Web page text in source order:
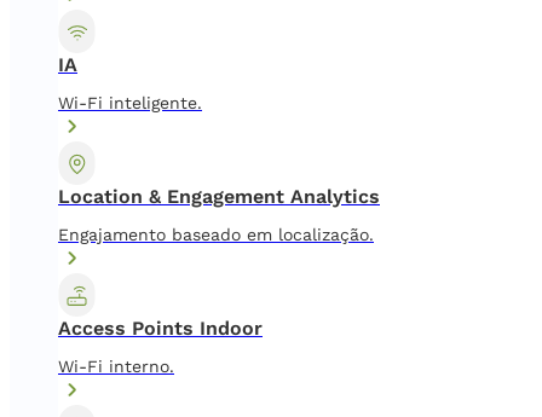
IA
Wi-Fi inteligente.
Location & Engagement Analytics
Engajamento baseado em localização.
Access Points Indoor
Wi-Fi interno.